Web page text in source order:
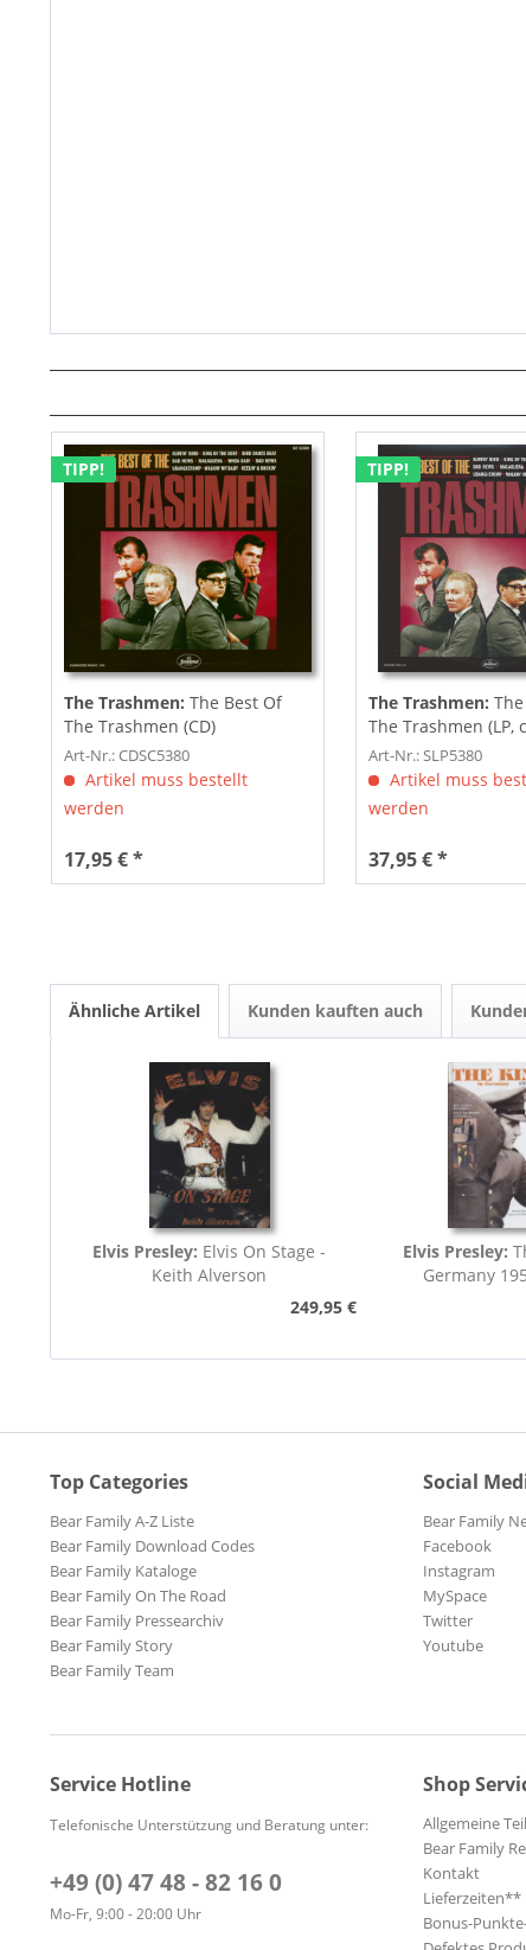
TIPP!
The Trashmen: The Best Of
The Trashmen (CD)
Art-Nr.: CDSC5380
Artikel muss bestellt
werden
17,95 € *
TIPP!
The Trashmen:
The Trashmen (LP,
Vinyl)
Art-Nr.: SLP5380
Artikel muss
werden
37,95 € *
Ähnliche Artikel Kunden kauften auch
Elvis Presley: Elvis On Stage -
Keith Alverson
249,95 €
Elvis Presley:
Germany
Top Categories
Bear Family A-Z Liste
Bear Family Download Codes
Bear Family Kataloge
Bear Family On The Road
Bear Family Pressearchiv
Bear Family Story
Bear Family Team
Social
Bear Family
Facebook
Instagram
MySpace
Twitter
Youtube
Service Hotline
Telefonische Unterstützung und Beratung unter:
+49 (0) 47 48 - 82 16 0
Mo-Fr, 9:00 - 20:00 Uhr
Shop
Allgemeine
Bear Family
Kontakt
Lieferzeiten**
Bonus-